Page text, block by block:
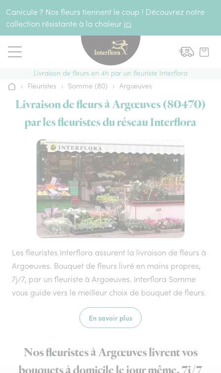
Canicule ? Nos fleurs tiennent le coup ! Découvrez notre
collection résistante à la chaleur ici
Livraison de fleurs en 4h par un fleuriste Interflora
Accueil
› Fleuristes › Somme (80) › Argœuves
Livraison de fleurs à Argœuves (80470)
par les fleuristes du réseau Interflora
Les fleuristes Interflora assurent la livraison de fleurs à
Argoeuves. Bouquet de fleurs livré en mains propres,
7j/7, par un fleuriste à Argoeuves. Interflora Somme
vous guide vers le meilleur choix de bouquet de fleurs.
En savoir plus
Nos fleuristes à Argœuves livrent vos